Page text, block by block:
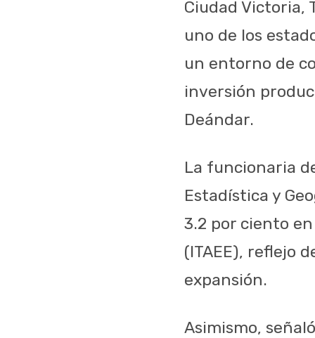
Ciudad Victoria,
uno de los
un entorno de
inversión
Deándar.
La funcionaria
Estadística y
3.2 por ciento
(ITAEE), reflejo
expansión.
Asimismo,